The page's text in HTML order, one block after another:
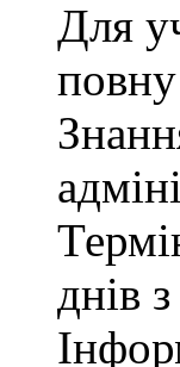
Для
днів